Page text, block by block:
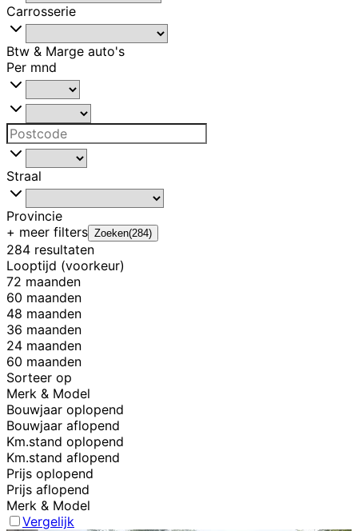
Carrosserie
Btw & Marge auto's
Per mnd
Straal
Provincie
+ meer filters Zoeken(284)
284 resultaten
Looptijd (voorkeur)
72 maanden
60 maanden
48 maanden
36 maanden
24 maanden
60 maanden
Sorteer op
Merk & Model
Bouwjaar oplopend
Bouwjaar aflopend
Km.stand oplopend
Km.stand aflopend
Prijs oplopend
Prijs aflopend
Merk & Model
Vergelijk